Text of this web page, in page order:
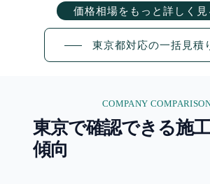
価格相場をもっと詳しく見
東京都対応の一括見積
COMPANY
東京で確認できる施
傾向